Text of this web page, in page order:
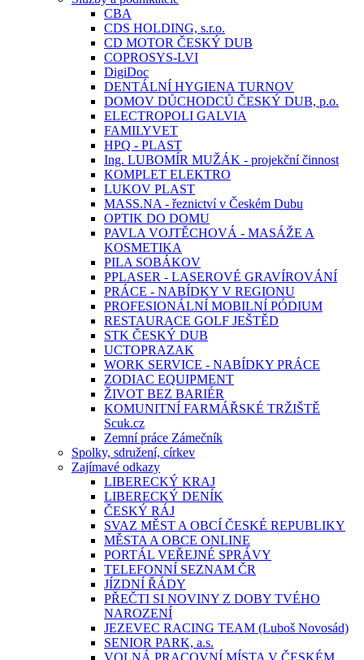
CBA
CDS HOLDING, s.r.o.
CD MOTOR ČESKÝ DUB
COPROSYS-LVI
DigiDoc
DENTÁLNÍ HYGIENA TURNOV
DOMOV DŮCHODCŮ ČESKÝ DUB, p.o.
ELECTROPOLI GALVIA
FAMILYVET
HPQ - PLAST
Ing. LUBOMÍR MUŽÁK - projekční činnost
KOMPLET ELEKTRO
LUKOV PLAST
MASS.NA - řeznictví v Českém Dubu
OPTIK DO DOMU
PAVLA VOJTĚCHOVÁ - MASÁŽE A
KOSMETIKA
PILA SOBÁKOV
PPLASER - LASEROVÉ GRAVÍROVÁNÍ
PRÁCE - NABÍDKY V REGIONU
PROFESIONÁLNÍ MOBILNÍ PÓDIUM
RESTAURACE GOLF JEŠTĚD
STK ČESKÝ DUB
UCTOPRAZAK
WORK SERVICE - NABÍDKY PRÁCE
ZODIAC EQUIPMENT
ŽIVOT BEZ BARIÉR
KOMUNITNÍ FARMÁŘSKÉ TRŽIŠTĚ
Scuk.cz
Zemní práce Zámečník
Spolky, sdružení, církev
Zajímavé odkazy
LIBERECKÝ KRAJ
LIBERECKÝ DENÍK
ČESKÝ RÁJ
SVAZ MĚST A OBCÍ ČESKÉ REPUBLIKY
MĚSTA A OBCE ONLINE
PORTÁL VEŘEJNÉ SPRÁVY
TELEFONNÍ SEZNAM ČR
JÍZDNÍ ŘÁDY
PŘEČTI SI NOVINY Z DOBY TVÉHO
NAROZENÍ
JEZEVEC RACING TEAM (Luboš Novosád)
SENIOR PARK, a.s.
VOLNÁ PRACOVNÍ MÍSTA V ČESKÉM